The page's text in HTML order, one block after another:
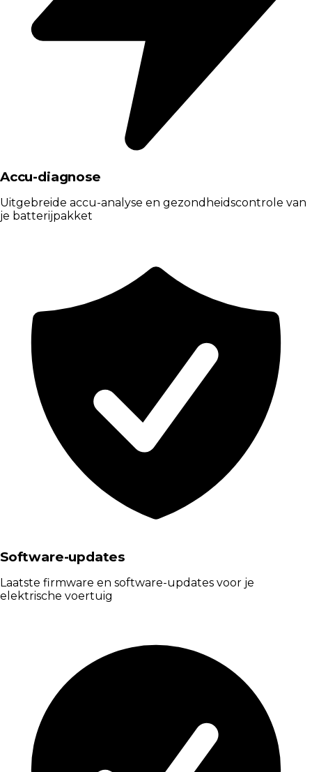
Accu-diagnose
Uitgebreide accu-analyse en gezondheidscontrole van
je batterijpakket
Software-updates
Laatste firmware en software-updates voor je
elektrische voertuig